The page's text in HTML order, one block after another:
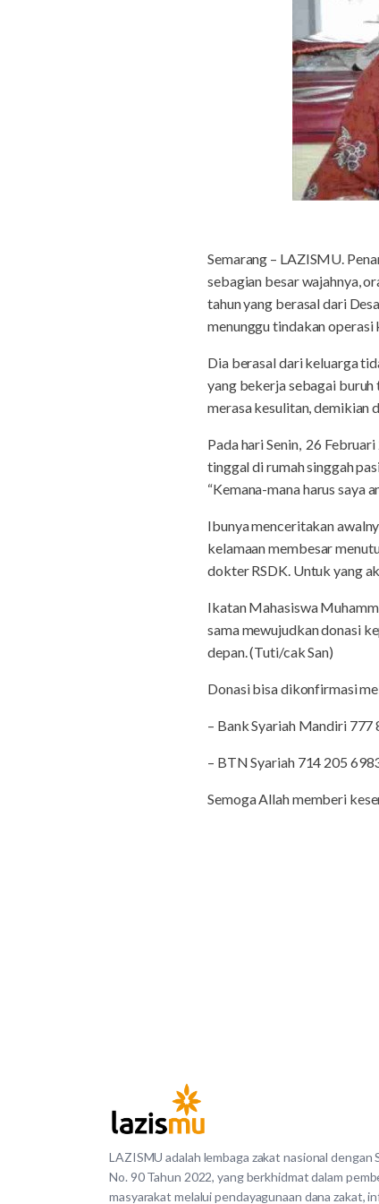
Semarang – LAZISMU.
sebagian besar wajahnya,
tahun yang berasal dari
menunggu tindakan operasi
Dia berasal dari keluarga
yang bekerja sebagai buruh
merasa kesulitan, demikian
Pada hari Senin, 26
tinggal di rumah singgah
“Kemana-mana harus saya
Ibunya menceritakan
kelamaan membesar
dokter RSDK. Untuk yang
Ikatan Mahasiswa
sama mewujudkan donasi
depan. (Tuti/cak San)
Donasi bisa dikonfirmasi
– Bank Syariah Mandiri 777
– BTN Syariah 714 205
Semoga Allah memberi
LAZISMU adalah lembaga zakat nasional dengan
No. 90 Tahun 2022, yang berkhidmat dalam
masyarakat melalui pendayagunaan dana zakat,